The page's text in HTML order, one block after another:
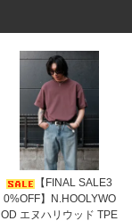
【FINAL SALE3
0%OFF】N.HOOLYWO
OD エヌハリウッド TPE